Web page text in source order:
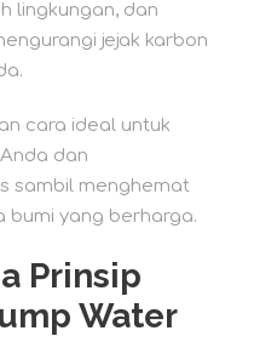
lingkungan, dan
jejak karbon
cara ideal untuk
dan
sambil menghemat
bumi yang berharga.
Prinsip
Water